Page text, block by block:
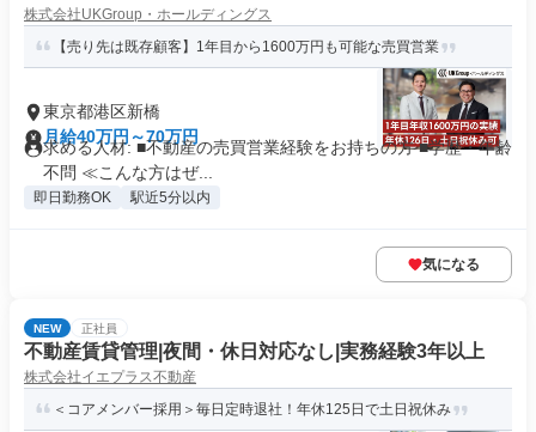
株式会社UKGroup・ホールディングス
【売り先は既存顧客】1年目から1600万円も可能な売買営業
東京都港区新橋
月給40万円～70万円
求める人材: ■不動産の売買営業経験をお持ちの方 ■学歴・年齢
不問 ≪こんな方はぜ...
即日勤務OK 駅近5分以内
気になる
NEW 正社員
不動産賃貸管理|夜間・休日対応なし|実務経験3年以上
株式会社イエプラス不動産
＜コアメンバー採用＞毎日定時退社！年休125日で土日祝休み